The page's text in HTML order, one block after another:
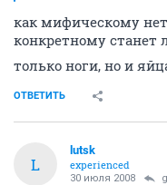
как мифическому
конкретному станет
только ноги, но и
ОТВЕТИТЬ
L
lutsk
experienced
30 июля 2008